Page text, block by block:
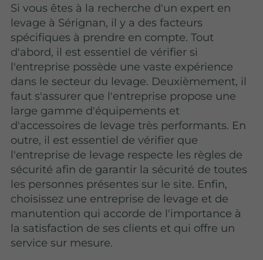
Si vous êtes à la recherche d'un expert en
levage à Sérignan, il y a des facteurs
spécifiques à prendre en compte. Tout
d'abord, il est essentiel de vérifier si
l'entreprise possède une vaste expérience
dans le secteur du levage. Deuxièmement, il
faut s'assurer que l'entreprise propose une
large gamme d'équipements et
d'accessoires de levage très performants. En
outre, il est essentiel de vérifier que
l'entreprise de levage respecte les règles de
sécurité afin de garantir la sécurité de toutes
les personnes présentes sur le site. Enfin,
choisissez une entreprise de levage et de
manutention qui accorde de l'importance à
la satisfaction de ses clients et qui offre un
service sur mesure.